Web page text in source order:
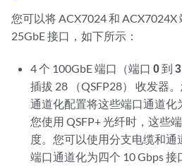
您可以将 ACX7024和 ACX7024X
25GbE 接口，如下所示：
4 个 100GbE 端口（端口0到3
插拔 28 （QSFP28） 收发器
通道化配置将这些端口通道化
您使用 QSFP+ 光纤时，这些
度。您可以使用分支电缆和通
端口通道化为四个 10 Gbps 接